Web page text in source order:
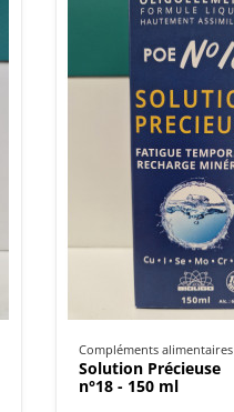
Compléments alimentaires
Solution Précieuse
n°18 - 150 ml